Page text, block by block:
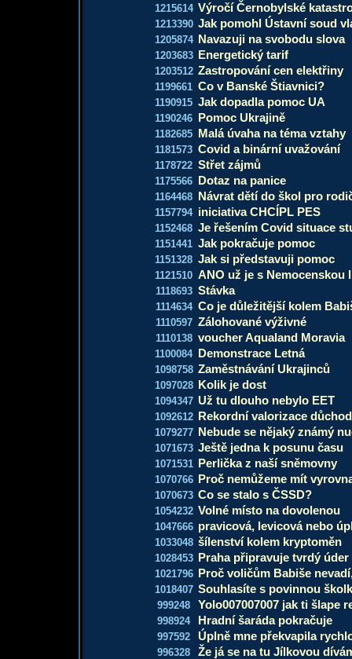
1215614 Výročí Černobylské
1213390 Jak pomohl Ústavní soud
1205874 Navazuji na svobodu slova
1203683 Energetický tarif
1203512 Zastropování cen elektřiny
1199661 Co v Banské Štiavnici?
1190915 Jak dopadla pomoc UA
1190246 Pomoc Ukrajině
1182685 Malá úvaha na téma vztahy
1181573 Covid a binární uvažování
1178722 Střet zájmů
1175566 Dotaz na panice
1164468 Návrat dětí do škol pro
1157794 iniciativa CHCÍPL PES
1152468 Je řešením Covid situace
1151441 Jak pokračuje pomoc
1151328 Jak si představuji pomoc
1121510 ANO už je s Nemocenskou
1118693 Stávka
1114634 Co je důležitější kolem
1110597 Zálohované výživné
1110138 voucher Aqualand Moravia
1100084 Demonstrace Letná
1098758 Zaměstnávání Ukrajinců
1097028 Kolik je dost
1094347 Už tu dlouho nebylo EET
1092612 Rekordní valorizace
1079277 Nebude se nějaký známý
1071673 Ještě jedna k posunu času
1071531 Perlička z naší sněmovny
1070766 Proč nemůžeme mít
1070673 Co se stalo s ČSSD?
1054232 Volné místo na dovolenou
1047666 pravicová, levicová nebo
1033048 šílenství kolem kryptoměn
1028453 Praha připravuje tvrdý úder
1021796 Proč voličům Babiše
1018407 Souhlasíte s povinnou
999248 Yolo007007007 jak ti šlape
998924 Hradní šaráda pokračuje
997592 Úplně mne překvapila
996328 Že já se na tu Jílkovou